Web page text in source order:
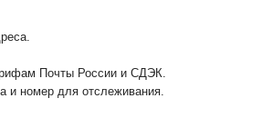
Почты России и СДЭК.
и номер для отслеживания.